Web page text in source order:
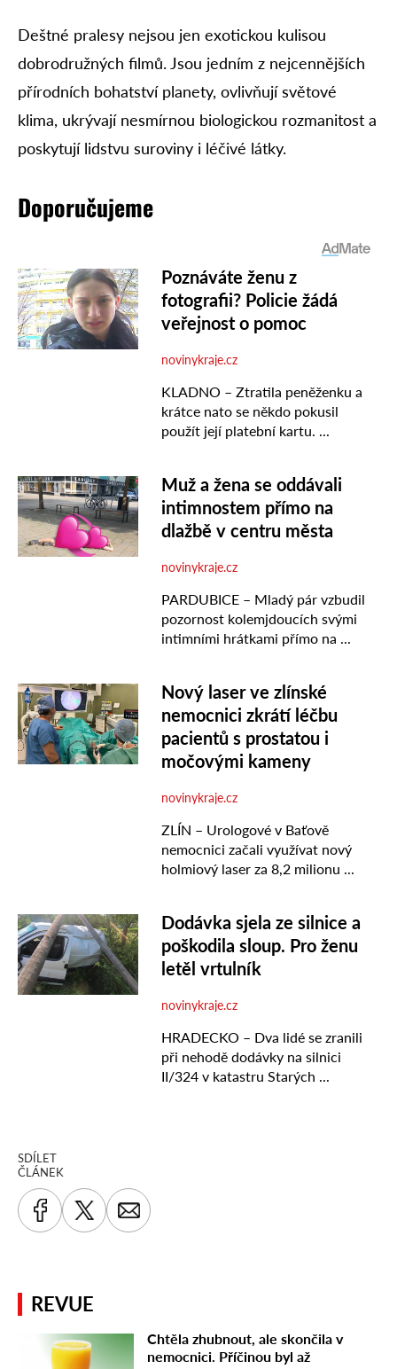
SDÍLET
ČLÁNEK
Deštné pralesy nejsou jen exotickou kulisou
dobrodružných filmů. Jsou jedním z nejcennějších
přírodních bohatství planety, ovlivňují světové
klima, ukrývají nesmírnou biologickou rozmanitost a
poskytují lidstvu suroviny i léčivé látky.
Doporučujeme
REVUE
Chtěla zhubnout, ale skončila v
nemocnici. Příčinou byl až